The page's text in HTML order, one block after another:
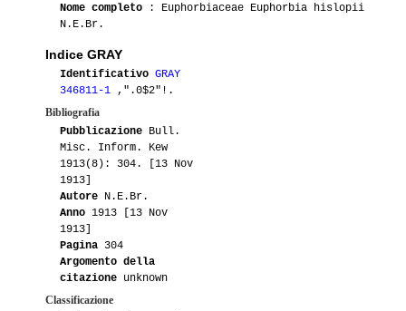
Nome completo : Euphorbiaceae Euphorbia hislopii
N.E.Br.
Indice GRAY
Identificativo GRAY
346811-1 ,".0$2"!.
Bibliografia
Pubblicazione Bull.
Misc. Inform. Kew
1913(8): 304. [13 Nov
1913]
Autore N.E.Br.
Anno 1913 [13 Nov
1913]
Pagina 304
Argomento della
citazione unknown
Classificazione